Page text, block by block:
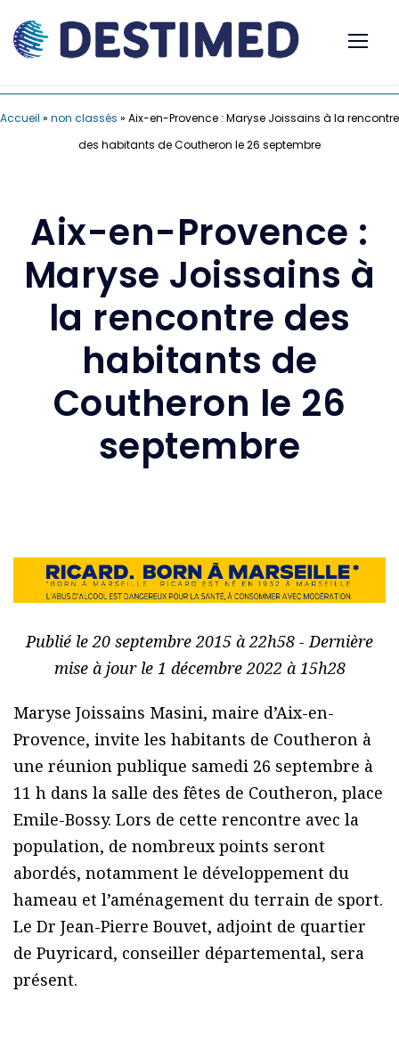
Accueil » non classés » Aix-en-Provence : Maryse Joissains à la rencontre
des habitants de Coutheron le 26 septembre
Aix-en-Provence :
Maryse Joissains à
la rencontre des
habitants de
Coutheron le 26
septembre
Publié le 20 septembre 2015 à 22h58 - Dernière
mise à jour le 1 décembre 2022 à 15h28
Maryse Joissains Masini, maire d’Aix-en-
Provence, invite les habitants de Coutheron à
une réunion publique samedi 26 septembre à
11 h dans la salle des fêtes de Coutheron, place
Emile-Bossy. Lors de cette rencontre avec la
population, de nombreux points seront
abordés, notamment le développement du
hameau et l’aménagement du terrain de sport.
Le Dr Jean-Pierre Bouvet, adjoint de quartier
de Puyricard, conseiller départemental, sera
présent.